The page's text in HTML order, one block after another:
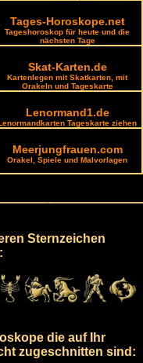
Tages-Horoskope.net
Tageshoroskop für heute und die
nächsten Tage
Skat-Karten.de
Kartenlegen mit Skatkarten, mit
Orakeln und Tageskarte
Lenormand1.de
Tageskarte ziehen
Meerjungfrauen.com
Orakel, Spiele und Malvorlagen
Sternzeichen
die auf Ihr
zugeschnitten sind: